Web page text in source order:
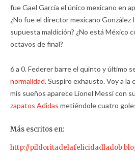
fue Gael García el único mexicano en
¿No fue el director mexicano González
supuesta maldición? ¿No está México
octavos de final?
6 a 0. Federer barre el quinto y último
normalidad. Suspiro exhausto. Voy a la
mis sueños aparece Lionel Messi con
zapatos Adidas metiéndole cuatro
Más escritos en:
http://